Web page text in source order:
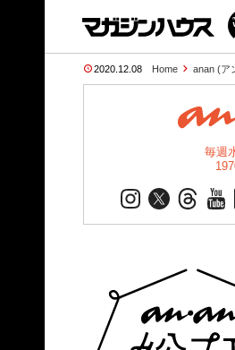
2020.12.08 Home anan (ア
毎週